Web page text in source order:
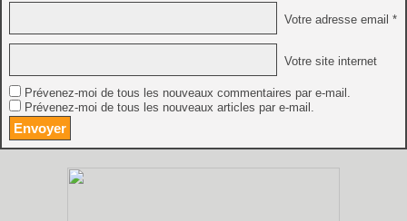
Votre adresse email *
Votre site internet
Prévenez-moi de tous les nouveaux commentaires par e-mail.
Prévenez-moi de tous les nouveaux articles par e-mail.